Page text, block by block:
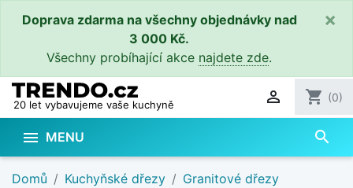
Doprava zdarma na všechny objednávky nad
3 000 Kč.
Všechny probíhající akce najdete zde.
×
20 let vybavujeme vaše kuchyně  shopping_cart (0)
 MENU search
Domů Kuchyňské dřezy
Granitové dřezy